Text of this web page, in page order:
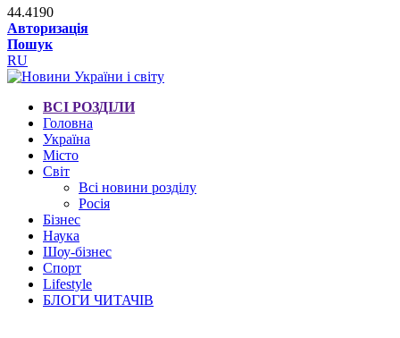
44.4190
Авторизація
Пошук
RU
ВСІ РОЗДІЛИ
Головна
Україна
Місто
Світ
Всі новини розділу
Росія
Бізнес
Наука
Шоу-бізнес
Спорт
Lifestyle
БЛОГИ ЧИТАЧІВ